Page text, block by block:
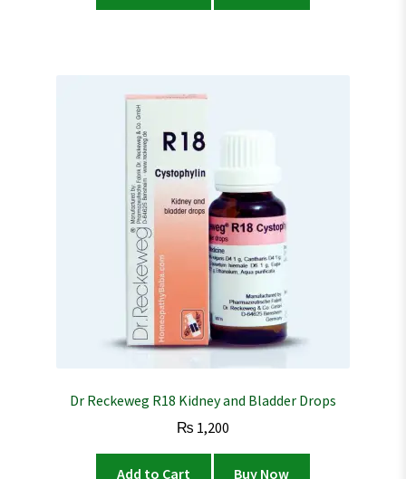
Dr Reckeweg R18 Kidney and Bladder Drops
₨ 1,200
Add to Cart Buy Now